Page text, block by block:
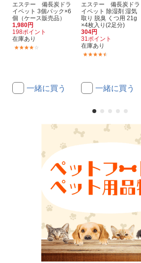
エステー 備長炭ドラ
イペット 3個パック×6
個（ケース販売品）
1,980円
198ポイント
在庫あり
一緒に買う
エステー 備長炭ドラ
イペット 除湿剤 湿気
取り 脱臭 くつ用 21g
×4枚入り(2足分)
304円
31ポイント
在庫あり
一緒に買う